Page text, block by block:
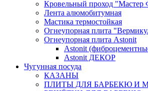
Кровельный проход "Мастер
Лента алюмобитумная
Мастика термостойкая
Огнеупорная плита
Огнеупорная плита Astonit
Astonit
Astonit ДЕКОР
Чугунная посуда
КАЗАНЫ
ПЛИТЫ ДЛЯ БАРБЕКЮ И